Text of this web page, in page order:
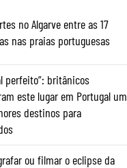
no Algarve entre as 17
nas praias portuguesas
perfeito”: britânicos
este lugar em Portugal um
destinos para
ou filmar o eclipse da